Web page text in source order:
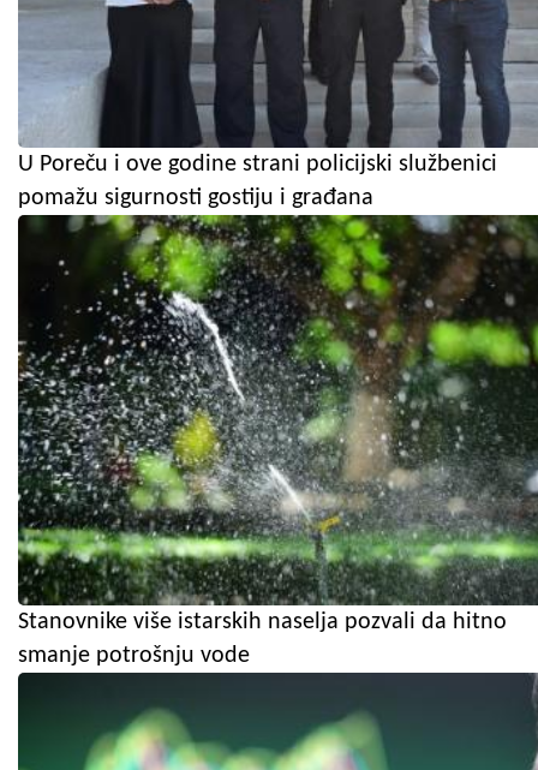
U Poreču i ove godine strani policijski službenici
pomažu sigurnosti gostiju i građana
Stanovnike više istarskih naselja pozvali da hitno
smanje potrošnju vode